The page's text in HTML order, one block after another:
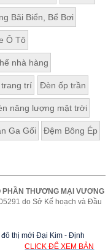
Bãi Biển, Bể Bơi
Ô Tô
nhà hàng
trí Đèn ốp trần
năng lượng mặt trời
Ga Gối Đệm Bông Ép
PHẦN THƯƠNG MẠI VƯƠNG
do Sở Kế hoạch và Đầu
đô thị mới Đại Kim - Định
CLICK ĐỂ XEM BẢN